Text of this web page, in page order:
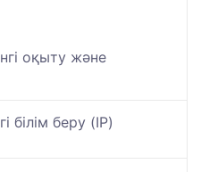
оқыту және
білім беру (IP)